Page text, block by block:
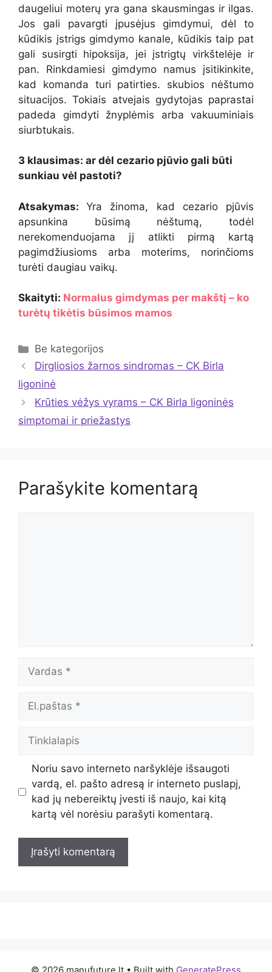
daugeliui moterų yra gana skausmingas ir ilgas.
Jos gali pavargti įpusėjus gimdymui, dėl to
kūdikis įstrigs gimdymo kanale, kūdikis taip pat
gali susirgti hipoksija, jei įstrigtų virkštelėje ir
pan. Rinkdamiesi gimdymo namus įsitikinkite,
kad komanda turi patirties. skubios nėštumo
situacijos. Tokiais atvejais gydytojas paprastai
padeda gimdyti žnyplėmis arba vakuuminiais
siurbtukais.
3 klausimas: ar dėl cezario pjūvio gali būti
sunkiau vėl pastoti?
Atsakymas:Yra žinoma, kad cezario pjūvis
apsunkina būsimą nėštumą, todėl
nerekomenduojama jį atlikti pirmą kartą
pagimdžiusioms arba moterims, norinčioms
turėti daugiau vaikų.
Skaityti: Normalus gimdymas per makštį – ko
turėtų tikėtis būsimos mamos
Kategorijos
Be kategorijos
Dirgliosios žarnos sindromas – CK Birla
ligoninė
Krūties vėžys vyrams – CK Birla ligoninės
simptomai ir priežastys
Parašykite komentarą
Vardas
El.paštas
Tinklalapis
Noriu savo interneto naršyklėje išsaugoti
vardą, el. pašto adresą ir interneto puslapį,
kad jų nebereiktų įvesti iš naujo, kai kitą
kartą vėl norėsiu parašyti komentarą.